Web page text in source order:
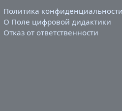
Политика конфиденциальности
О Поле цифровой дидактики
Отказ от ответственности